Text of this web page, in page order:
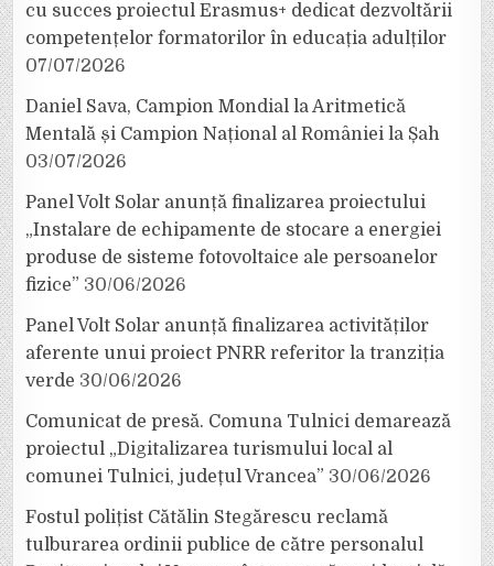
cu succes proiectul Erasmus+ dedicat dezvoltării
competențelor formatorilor în educația adulților
07/07/2026
Daniel Sava, Campion Mondial la Aritmetică
Mentală și Campion Național al României la Șah
03/07/2026
Panel Volt Solar anunță finalizarea proiectului
„Instalare de echipamente de stocare a energiei
produse de sisteme fotovoltaice ale persoanelor
fizice” 30/06/2026
Panel Volt Solar anunță finalizarea activităților
aferente unui proiect PNRR referitor la tranziția
verde 30/06/2026
Comunicat de presă. Comuna Tulnici demarează
proiectul „Digitalizarea turismului local al
comunei Tulnici, județul Vrancea” 30/06/2026
Fostul polițist Cătălin Stegărescu reclamă
tulburarea ordinii publice de către personalul